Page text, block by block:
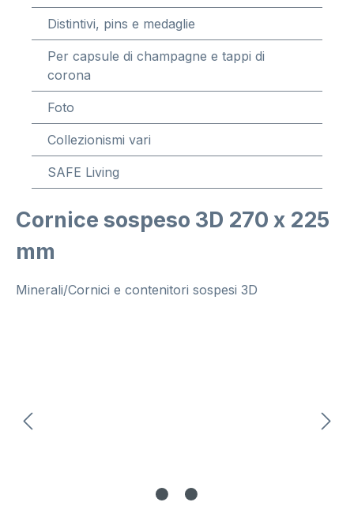
Distintivi, pins e medaglie
Per capsule di champagne e tappi di
corona
Foto
Collezionismi vari
SAFE Living
Cornice sospeso 3D 270 x 225
mm
Minerali/Cornici e contenitori sospesi 3D